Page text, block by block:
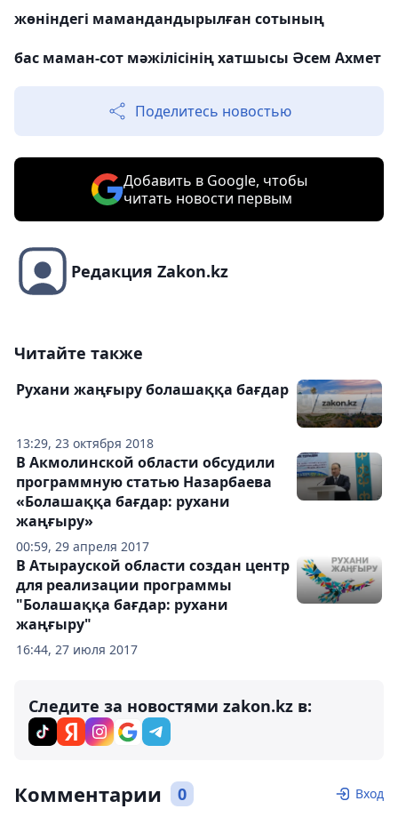
жөніндегі мамандандырылған сотының
бас маман-сот мәжілісінің хатшысы Әсем Ахмет
Поделитесь новостью
Добавить в Google, чтобы
читать новости первым
Редакция Zakon.kz
Читайте также
13:29, 23 октября 2018
Рухани жаңғыру болашаққа бағдар
00:59, 29 апреля 2017
В Акмолинской области обсудили
программную статью Назарбаева
«Болашаққа бағдар: рухани
жаңғыру»
16:44, 27 июля 2017
В Атырауской области создан центр
для реализации программы
"Болашаққа бағдар: рухани
жаңғыру"
Следите за новостями zakon.kz в:
Комментарии 0 Вход